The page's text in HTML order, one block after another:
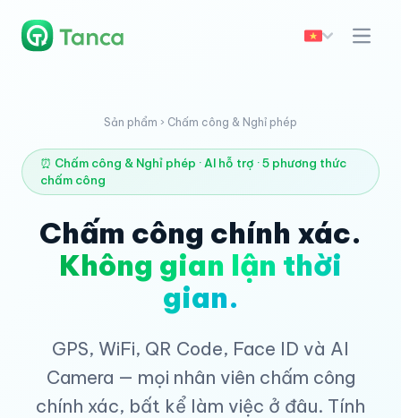
Sản phẩm › Chấm công & Nghỉ phép
⏰ Chấm công & Nghỉ phép · AI hỗ trợ · 5 phương thức
chấm công
Chấm công chính xác.
Không gian lận thời
gian.
GPS, WiFi, QR Code, Face ID và AI
Camera — mọi nhân viên chấm công
chính xác, bất kể làm việc ở đâu. Tính